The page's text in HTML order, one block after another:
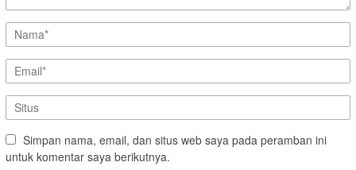
Simpan nama, email, dan situs web saya pada peramban ini
untuk komentar saya berikutnya.